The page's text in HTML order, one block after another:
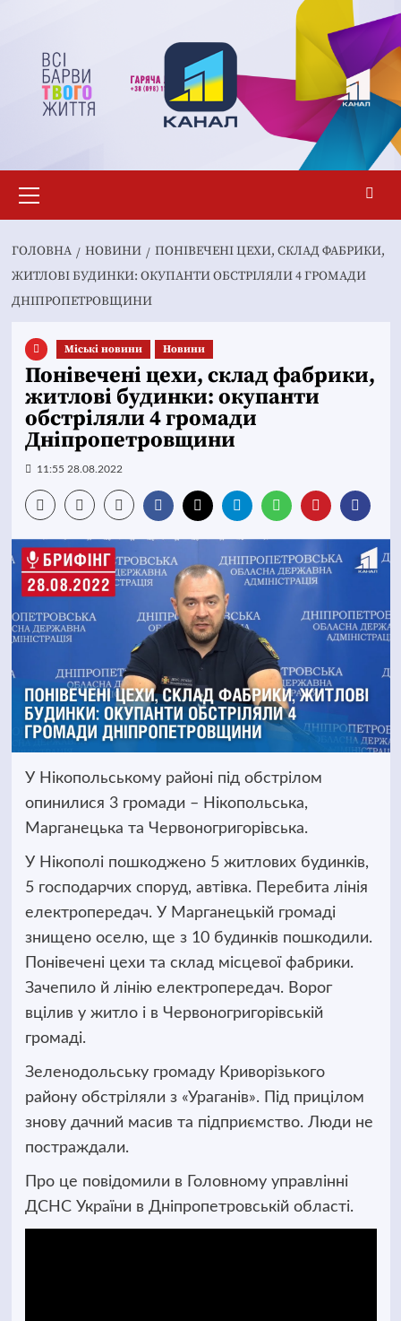
вмісту
меню
ГОЛОВНА НОВИНИ
ПОНІВЕЧЕНІ ЦЕХИ, СКЛАД ФАБРИКИ,
ЖИТЛОВІ БУДИНКИ: ОКУПАНТИ ОБСТРІЛЯЛИ 4 ГРОМАДИ
ДНІПРОПЕТРОВЩИНИ
Mіські новини Новини
Понівечені цехи, склад фабрики,
житлові будинки: окупанти
обстріляли 4 громади
Дніпропетровщини
11:55 28.08.2022
У Нікопольському районі під обстрілом
опинилися 3 громади – Нікопольська,
Марганецька та Червоногригорівська.
У Нікополі пошкоджено 5 житлових будинків,
5 господарчих споруд, автівка. Перебита лінія
електропередач. У Марганецькій громаді
знищено оселю, ще з 10 будинків пошкодили.
Понівечені цехи та склад місцевої фабрики.
Зачепило й лінію електропередач. Ворог
вцілив у житло і в Червоногригорівській
громаді.
Зеленодольську громаду Криворізького
району обстріляли з «Ураганів». Під прицілом
знову дачний масив та підприємство. Люди не
постраждали.
Про це повідомили в Головному управлінні
ДСНС України в Дніпропетровській області.